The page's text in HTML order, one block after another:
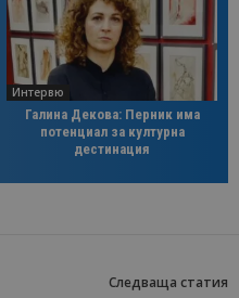
Интервю
Галина Декова: Перник има
потенциал за културна
дестинация
Следваща статия